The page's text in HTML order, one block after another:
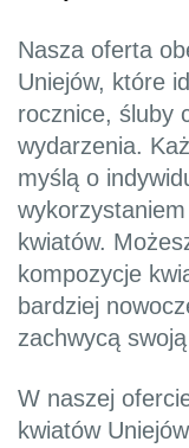
Nasza oferta
Uniejów, które
rocznice, śluby
wydarzenia.
myślą o
kwiatów.
kompozycje
bardziej
zachwycą
W naszej
kwiatów